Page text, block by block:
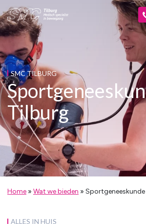
SMC TILBURG
Tilburg
Home » Wat we bieden » Sportgeneeskunde
ALLES IN HUIS